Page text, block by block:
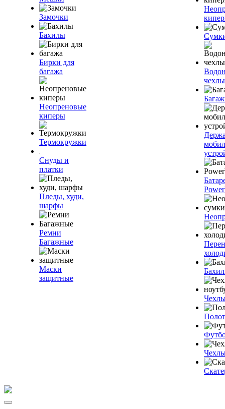
Замочки
Бахилы
Бирки для
багажа
Неопреновые
киперы
Термокружки
Снуды и
платки
Пледы, худи,
шарфы
Ремни
Багажные
Маски
защитные